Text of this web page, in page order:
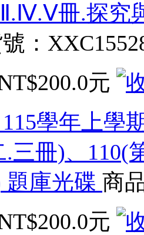
冊.探究
：
元
115學年上學
.三冊)、110(
題庫光碟 商
元